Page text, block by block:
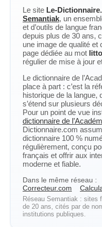
Le site Le-
Semantiak, un
et d’outils de langue
depuis plus de 30 ans,
une image de qualité et
page dédiée au mot
régulier de mise à jour
Le dictionnaire de
place à part : c’est la
historique de la langue,
s’étend sur plusieurs
Pour un point de vue
dictionnaire de
Dictionnaire.com
dictionnaire 100 %
régulièrement, conçu
français et offrir aux
moderne et fiable.
Dans le même réseau :
Correcteur.com
Réseau Semantiak : sites
de 20 ans, cités par de
institutions publiques.